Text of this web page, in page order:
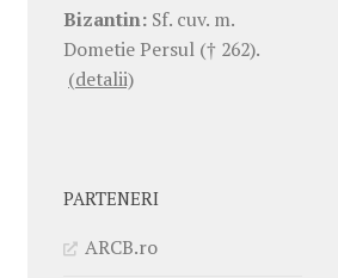
Bizantin: Sf. cuv. m.
Dometie Persul († 262).
(detalii)
PARTENERI
ARCB.ro